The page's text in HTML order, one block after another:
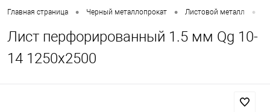
Главная страница • Черный металлопрокат • Листовой металл •
Лист перфорированный 1.5 мм Qg 10-
14 1250х2500